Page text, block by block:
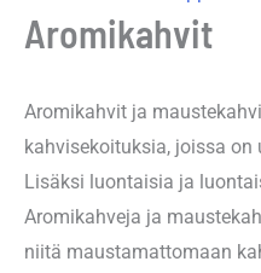
Aromikahvit
Aromikahvit ja
kahvisekoituksia, joissa
Lisäksi luontaisia ja
Aromikahveja ja
niitä maustamattomaan